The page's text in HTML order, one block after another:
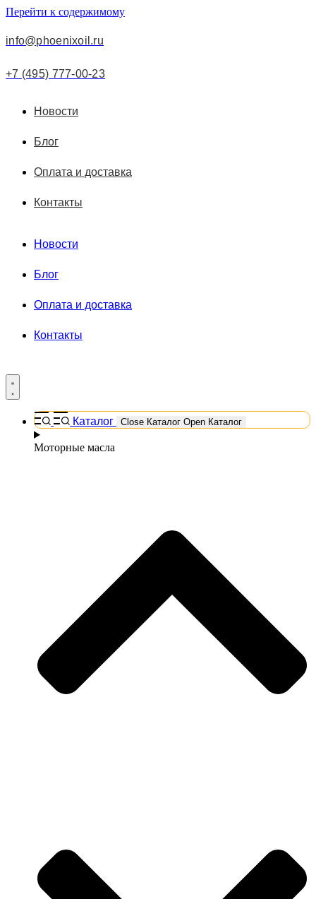
Перейти к содержимому
info@phoenixoil.ru
+7 (495) 777-00-23
Новости
Блог
Оплата и доставка
Контакты
Новости
Блог
Оплата и доставка
Контакты
Каталог Close Каталог Open Каталог
Моторные масла